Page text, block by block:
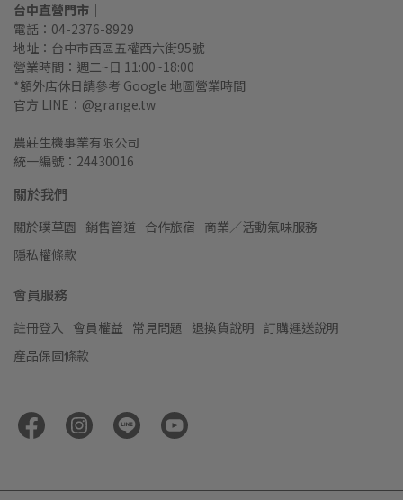
台中直營門市｜
電話：04-2376-8929
地址：台中市西區五權西六街95號
營業時間：週二~日 11:00~18:00
*額外店休日請參考 Google 地圖營業時間
官方 LINE：@grange.tw
農莊生機事業有限公司
統一編號：24430016
關於我們
關於璞草園 銷售管道 合作旅宿 商業／活動氣味服務
隱私權條款
會員服務
註冊登入 會員權益 常見問題 退換貨說明 訂購運送說明
產品保固條款